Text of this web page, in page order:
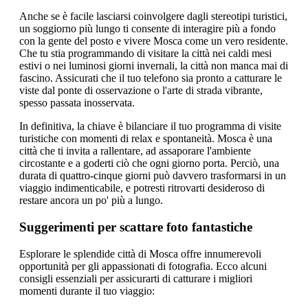
Anche se è facile lasciarsi coinvolgere dagli stereotipi turistici,
un soggiorno più lungo ti consente di interagire più a fondo
con la gente del posto e vivere Mosca come un vero residente.
Che tu stia programmando di visitare la città nei caldi mesi
estivi o nei luminosi giorni invernali, la città non manca mai di
fascino. Assicurati che il tuo telefono sia pronto a catturare le
viste dal ponte di osservazione o l'arte di strada vibrante,
spesso passata inosservata.
In definitiva, la chiave è bilanciare il tuo programma di visite
turistiche con momenti di relax e spontaneità. Mosca è una
città che ti invita a rallentare, ad assaporare l'ambiente
circostante e a goderti ciò che ogni giorno porta. Perciò, una
durata di quattro-cinque giorni può davvero trasformarsi in un
viaggio indimenticabile, e potresti ritrovarti desideroso di
restare ancora un po' più a lungo.
Suggerimenti per scattare foto fantastiche
Esplorare le splendide città di Mosca offre innumerevoli
opportunità per gli appassionati di fotografia. Ecco alcuni
consigli essenziali per assicurarti di catturare i migliori
momenti durante il tuo viaggio: